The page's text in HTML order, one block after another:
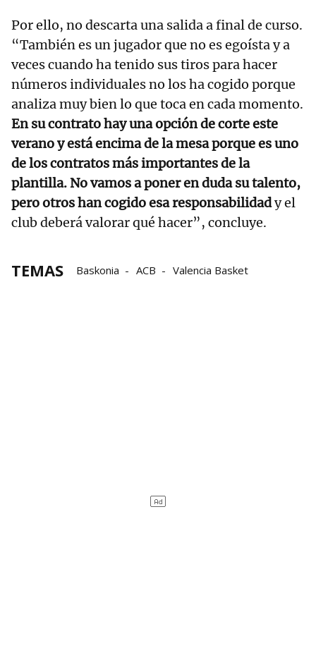
Por ello, no descarta una salida a final de curso.
“También es un jugador que no es egoísta y a
veces cuando ha tenido sus tiros para hacer
números individuales no los ha cogido porque
analiza muy bien lo que toca en cada momento.
En su contrato hay una opción de corte este
verano y está encima de la mesa porque es uno
de los contratos más importantes de la
plantilla. No vamos a poner en duda su talento,
pero otros han cogido esa responsabilidady el
club deberá valorar qué hacer”, concluye.
TEMAS Baskonia ACB Valencia Basket